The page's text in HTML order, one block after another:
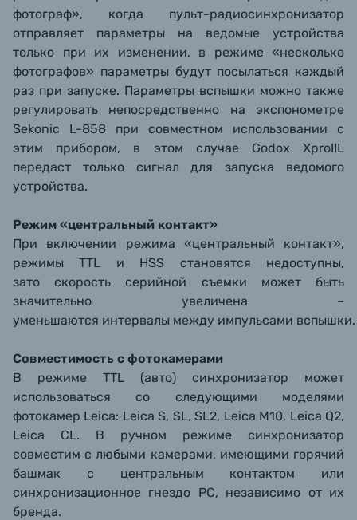
фотограф», когда пульт-радиосинхронизатор
отправляет параметры на ведомые устройства
только при их изменении, в режиме «несколько
фотографов» параметры будут посылаться каждый
раз при запуске. Параметры вспышки можно также
регулировать непосредственно на экспонометре
Sekonic L-858 при совместном использовании с
этим прибором, в этом случае Godox XproIIL
передаст только сигнал для запуска ведомого
устройства.
Режим «центральный контакт»
При включении режима «центральный контакт»,
режимы TTL и HSS становятся недоступны,
зато скорость серийной съемки может быть
значительно увеличена –
уменьшаются интервалы между импульсами
Совместимость с фотокамерами
В режиме TTL (авто) синхронизатор может
использоваться со следующими моделями
фотокамер Leica: Leica S, SL, SL2, Leica M10, Leica Q2,
Leica CL. В ручном режиме синхронизатор
совместим с любыми камерами, имеющими горячий
башмак с центральным контактом или
синхронизационное гнездо PC, независимо от их
бренда.